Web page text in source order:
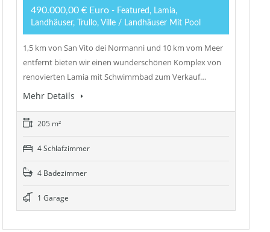
490.000,00 € Euro - Featured, Lamia,
Landhäuser, Trullo, Ville / Landhäuser Mit Pool
1,5 km von San Vito dei Normanni und 10 km vom Meer
entfernt bieten wir einen wunderschönen Komplex von
renovierten Lamia mit Schwimmbad zum Verkauf…
Mehr Details
205 m²
4 Schlafzimmer
4 Badezimmer
1 Garage